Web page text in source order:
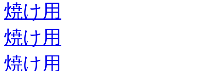
焼け用
焼け用
焼け用